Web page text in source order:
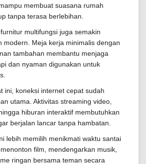
membuat suasana rumah
tanpa terasa berlebihan.
multifungsi juga semakin
modern. Meja kerja minimalis dengan
tambahan membantu menjaga
dan nyaman digunakan untuk
ini, koneksi internet cepat sudah
utama. Aktivitas streaming video,
hiburan interaktif membutuhkan
berjalan lancar tanpa hambatan.
lebih memilih menikmati waktu santai
film, mendengarkan musik,
ringan bersama teman secara